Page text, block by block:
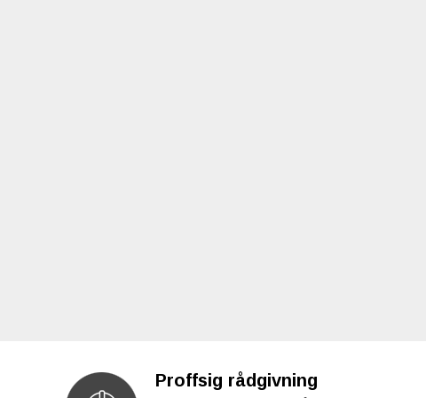
Proffsig rådgivning